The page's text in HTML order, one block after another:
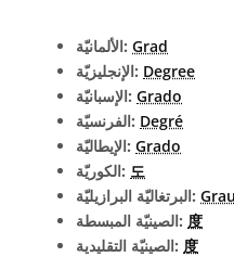
الألمانيّة: Grad
الإنجليزيّة: Degree
الإسبانيّة: Grado
الفرنسيّة: Degré
الإيطاليّة: Grado
الكوريّة: 도
البرتغاليّة البرازيليّة: Grau
الصينيّة المبسطة: 度
الصينيّة التقليدية: 度